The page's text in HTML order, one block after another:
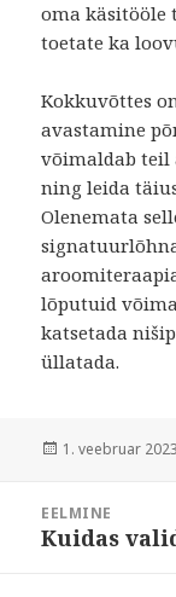
oma käsitööle
toetate ka
Kokkuvõttes
avastamine
võimaldab teil
ning leida
Olenemata
lõputuid
katsetada
üllatada.
Postitatud
1. veebruar 2023
EELMINE
Eelmine
Kuidas